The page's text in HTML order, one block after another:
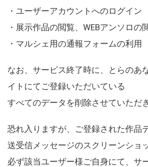
・ユーザーアカウントへのログイン
・展示作品の閲覧、WEBアンソロの
・マルシェ用の通報フォームの利用
なお、サービス終了時に、とらのあ
イトにてご登録いただいている
すべてのデータを削除させていただ
恐れ入りますが、ご登録された作品
送受信メッセージのスクリーンショ
必ず該当ユーザー様ご自身にて、サ